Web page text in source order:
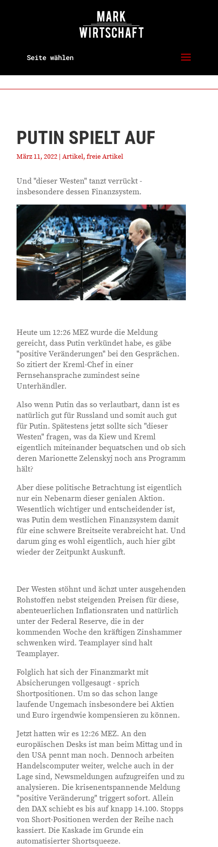
Seite wählen
PUTIN SPIELT AUF
März 11, 2022| Artikel, freie Artikel
Und "dieser Westen" tanzt verrückt -
insbesondere dessen Finanzsystem.
Heute um 12:26 MEZ wurde die Meldung
gereicht, dass Putin verkündet habe, es gäbe
"positive Veränderungen" bei den Gesprächen.
So zitiert der Kreml-Chef in einer
Fernsehansprache zumindest seine
Unterhändler.
Also wenn Putin das so verlautbart, dann ist es
natürlich gut für Russland und somit auch gut
für Putin. Spätestens jetzt sollte sich "dieser
Westen" fragen, was da Kiew und Kreml
eigentlich miteinander bequatschen und ob sich
deren Marionette Zelenskyj noch ans Programm
hält?
Aber diese politische Betrachtung ist eigentlich
nur ein Nebenarm dieser genialen Aktion.
Wesentlich wichtiger und entscheidender ist,
was Putin dem westlichen Finanzsystem damit
für eine schwere Breitseite verabreicht hat. Und
darum ging es wohl eigentlich, auch hier gibt
wieder der Zeitpunkt Auskunft.
Der Westen stöhnt und ächzt unter ausgehenden
Rohstoffen nebst steigenden Preisen für diese,
abenteuerlichen Inflationsraten und natürlich
unter der Federal Reserve, die in der
kommenden Woche den kräftigen Zinshammer
schwenken wird. Teamplayer sind halt
Teamplayer.
Folglich hat sich der Finanzmarkt mit
Absicherungen vollgesaugt - sprich
Shortpositionen. Um so das schon lange
laufende Ungemach insbesondere bei Aktien
und Euro irgendwie kompensieren zu können.
Jetzt hatten wir es 12:26 MEZ. An den
europäischen Desks ist man beim Mittag und in
den USA pennt man noch. Dennoch arbeiten
Handelscomputer weiter, welche auch in der
Lage sind, Newsmeldungen aufzugreifen und zu
analysieren. Die krisenentspannende Meldung
"positive Veränderung" triggert sofort. Allein
den DAX schiebt es bis auf knapp 14.100. Stopps
von Short-Positionen werden der Reihe nach
kassiert. Die Kaskade im Grunde ein
automatisierter Shortsqueeze.